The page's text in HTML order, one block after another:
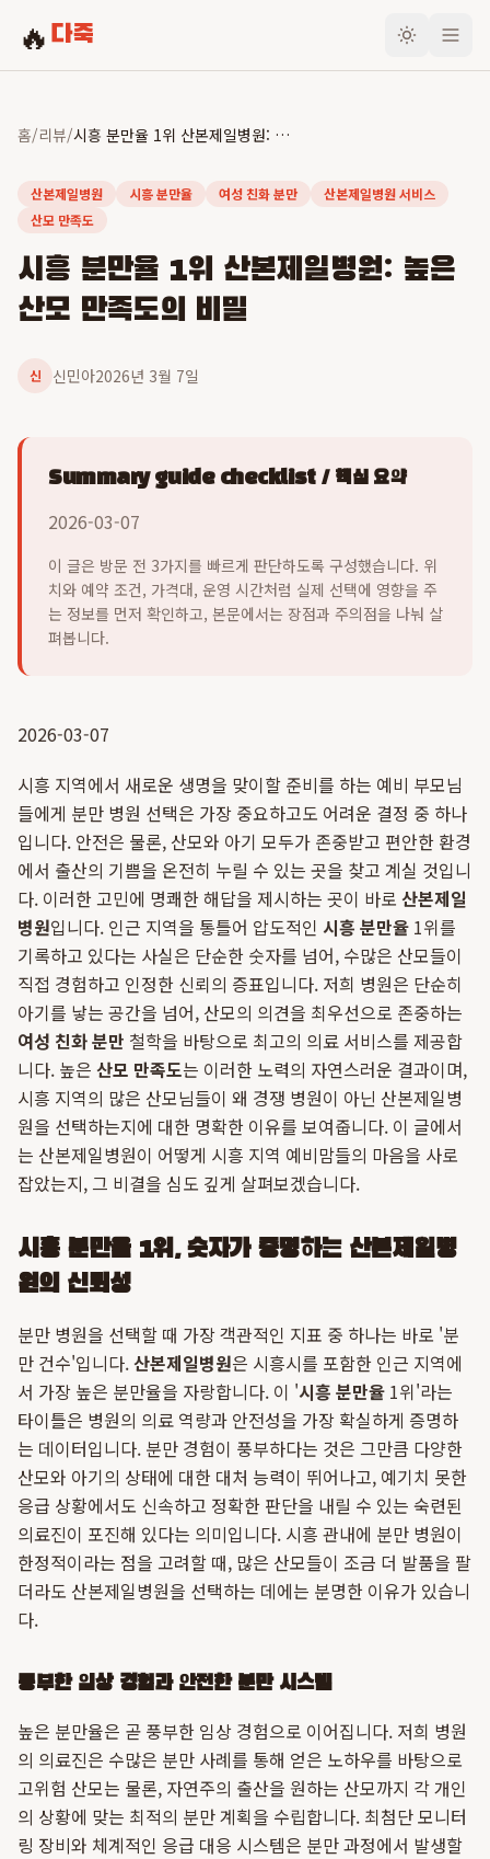
🔥 다죽
홈/리뷰/ 시흥 분만율 1위 산본제일병원: 높은 산모 만족도의 비밀
산본제일병원 시흥 분만율 여성 친화 분만
산본제일병원 서비스
산모 만족도
시흥 분만율 1위 산본제일병원: 높은
산모 만족도의 비밀
신 신민아2026년 3월 7일
Summary guide checklist / 핵심 요약
2026-03-07
이 글은 방문 전 3가지를 빠르게 판단하도록 구성했습니다. 위
치와 예약 조건, 가격대, 운영 시간처럼 실제 선택에 영향을 주
는 정보를 먼저 확인하고, 본문에서는 장점과 주의점을 나눠 살
펴봅니다.
2026-03-07
시흥 지역에서 새로운 생명을 맞이할 준비를 하는 예비 부모님
들에게 분만 병원 선택은 가장 중요하고도 어려운 결정 중 하나
입니다. 안전은 물론, 산모와 아기 모두가 존중받고 편안한 환경
에서 출산의 기쁨을 온전히 누릴 수 있는 곳을 찾고 계실 것입니
다. 이러한 고민에 명쾌한 해답을 제시하는 곳이 바로 산본제일
병원입니다. 인근 지역을 통틀어 압도적인 시흥 분만율 1위를
기록하고 있다는 사실은 단순한 숫자를 넘어, 수많은 산모들이
직접 경험하고 인정한 신뢰의 증표입니다. 저희 병원은 단순히
아기를 낳는 공간을 넘어, 산모의 의견을 최우선으로 존중하는
여성 친화 분만 철학을 바탕으로 최고의 의료 서비스를 제공합
니다. 높은 산모 만족도는 이러한 노력의 자연스러운 결과이며,
시흥 지역의 많은 산모님들이 왜 경쟁 병원이 아닌 산본제일병
원을 선택하는지에 대한 명확한 이유를 보여줍니다. 이 글에서
는 산본제일병원이 어떻게 시흥 지역 예비맘들의 마음을 사로
잡았는지, 그 비결을 심도 깊게 살펴보겠습니다.
시흥 분만율 1위, 숫자가 증명하는 산본제일병
원의 신뢰성
분만 병원을 선택할 때 가장 객관적인 지표 중 하나는 바로 '분
만 건수'입니다.산본제일병원은 시흥시를 포함한 인근 지역에
서 가장 높은 분만율을 자랑합니다. 이 '시흥 분만율 1위'라는
타이틀은 병원의 의료 역량과 안전성을 가장 확실하게 증명하
는 데이터입니다. 분만 경험이 풍부하다는 것은 그만큼 다양한
산모와 아기의 상태에 대한 대처 능력이 뛰어나고, 예기치 못한
응급 상황에서도 신속하고 정확한 판단을 내릴 수 있는 숙련된
의료진이 포진해 있다는 의미입니다. 시흥 관내에 분만 병원이
한정적이라는 점을 고려할 때, 많은 산모들이 조금 더 발품을 팔
더라도 산본제일병원을 선택하는 데에는 분명한 이유가 있습니
다.
풍부한 임상 경험과 안전한 분만 시스템
높은 분만율은 곧 풍부한 임상 경험으로 이어집니다. 저희 병원
의 의료진은 수많은 분만 사례를 통해 얻은 노하우를 바탕으로
고위험 산모는 물론, 자연주의 출산을 원하는 산모까지 각 개인
의 상황에 맞는 최적의 분만 계획을 수립합니다. 최첨단 모니터
링 장비와 체계적인 응급 대응 시스템은 분만 과정에서 발생할